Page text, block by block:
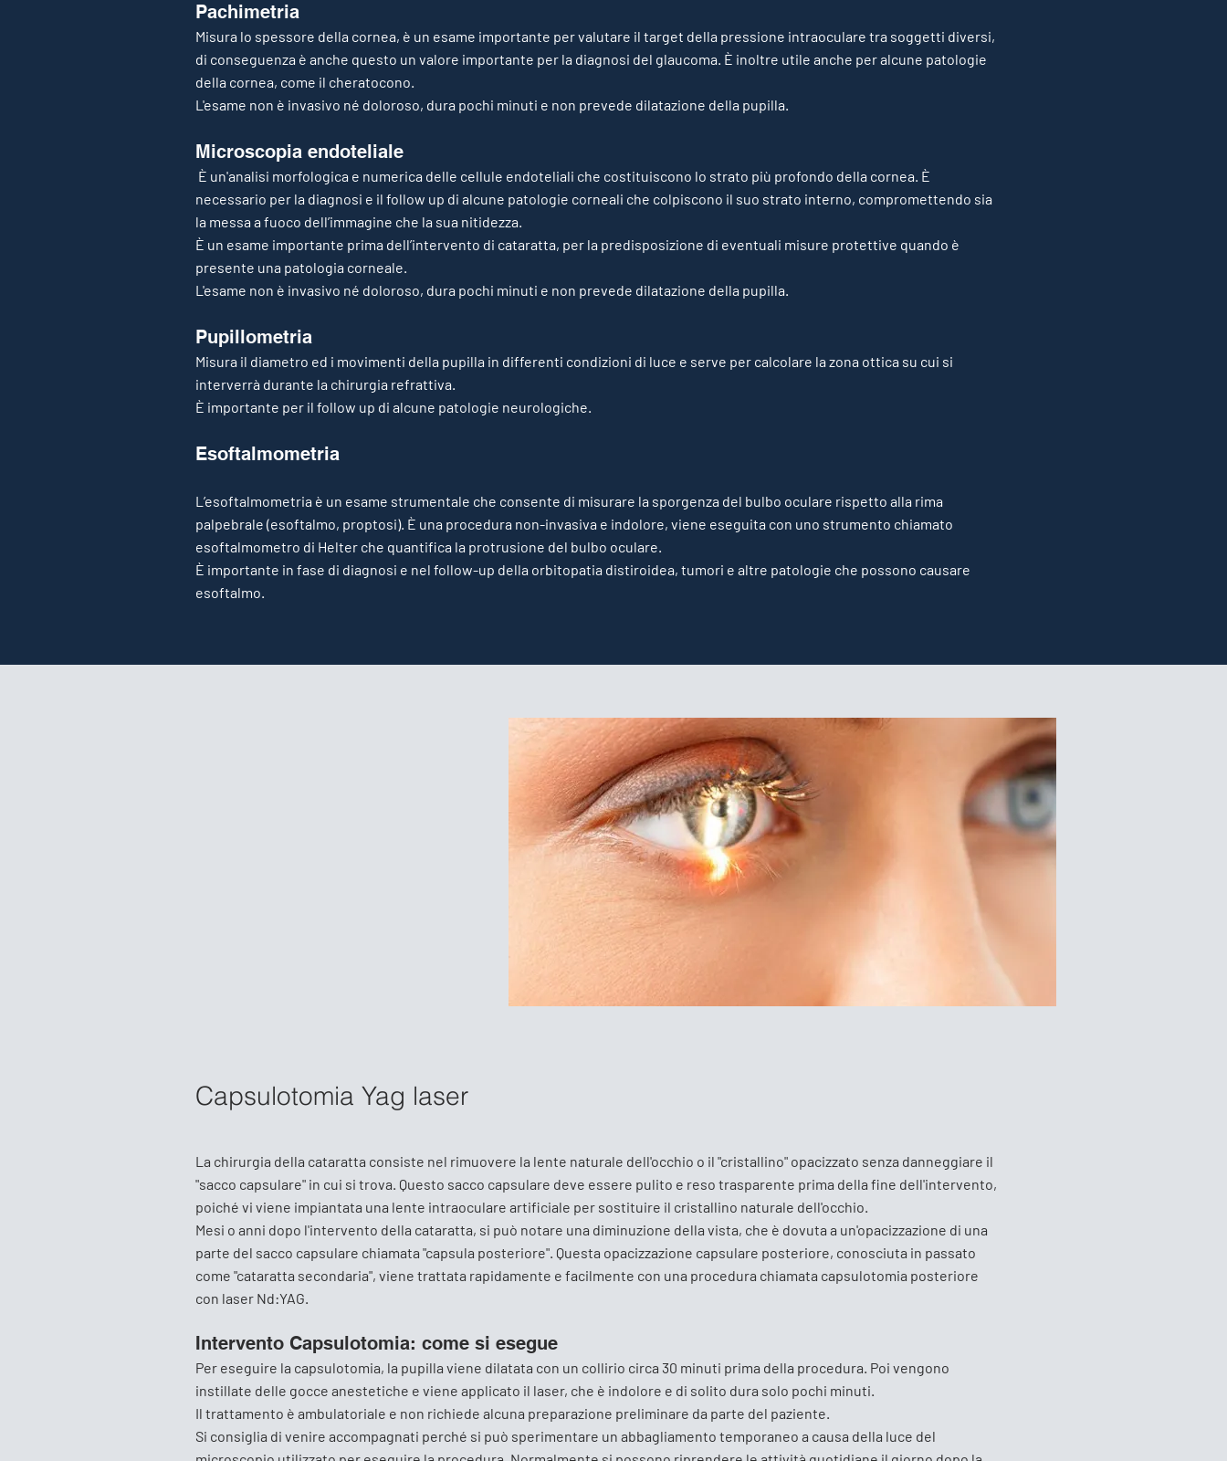
Pachimetria
Misura lo spessore della cornea, è un esame importante per valutare il target della pressione intraoculare tra soggetti diversi,
di conseguenza è anche questo un valore importante per la diagnosi del glaucoma. È inoltre utile anche per alcune patologie
della cornea, come il cheratocono.
L'esame non è invasivo né doloroso, dura pochi minuti e non prevede dilatazione della pupilla.
Microscopia endoteliale
È un'analisi morfologica e numerica delle cellule endoteliali che costituiscono lo strato più profondo della cornea. È
necessario per la diagnosi e il follow up di alcune patologie corneali che colpiscono il suo strato interno, compromettendo sia
la messa a fuoco dell’immagine che la sua nitidezza.
È un esame importante prima dell’intervento di cataratta, per la predisposizione di eventuali misure protettive quando è
presente una patologia corneale.
L'esame non è invasivo né doloroso, dura pochi minuti e non prevede dilatazione della pupilla.
Pupillometria
Misura il diametro ed i movimenti della pupilla in differenti condizioni di luce e serve per calcolare la zona ottica su cui si
interverrà durante la chirurgia refrattiva.
È importante per il follow up di alcune patologie neurologiche.
Esoftalmometria
L’esoftalmometria è un esame strumentale che consente di misurare la sporgenza del bulbo oculare rispetto alla rima
palpebrale (esoftalmo, proptosi). È una procedura non-invasiva e indolore, viene eseguita con uno strumento chiamato
esoftalmometro di Helter che quantifica la protrusione del bulbo oculare.
È importante in fase di diagnosi e nel follow-up della orbitopatia distiroidea, tumori e altre patologie che possono causare
esoftalmo.
Capsulotomia Yag laser
La chirurgia della cataratta consiste nel rimuovere la lente naturale dell'occhio o il "cristallino" opacizzato senza danneggiare il
"sacco capsulare" in cui si trova. Questo sacco capsulare deve essere pulito e reso trasparente prima della fine dell'intervento,
poiché vi viene impiantata una lente intraoculare artificiale per sostituire il cristallino naturale dell'occhio.
Mesi o anni dopo l'intervento della cataratta, si può notare una diminuzione della vista, che è dovuta a un'opacizzazione di una
parte del sacco capsulare chiamata "capsula posteriore". Questa opacizzazione capsulare posteriore, conosciuta in passato
come "cataratta secondaria", viene trattata rapidamente e facilmente con una procedura chiamata capsulotomia posteriore
con laser Nd:YAG.
Intervento Capsulotomia: come si esegue
Per eseguire la capsulotomia, la pupilla viene dilatata con un collirio circa 30 minuti prima della procedura. Poi vengono
instillate delle gocce anestetiche e viene applicato il laser, che è indolore e di solito dura solo pochi minuti.
Il trattamento è ambulatoriale e non richiede alcuna preparazione preliminare da parte del paziente.
Si consiglia di venire accompagnati perché si può sperimentare un abbagliamento temporaneo a causa della luce del